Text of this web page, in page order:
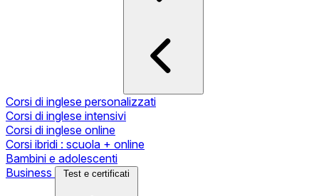
Corsi di inglese personalizzati
Corsi di inglese intensivi
Corsi di inglese online
Corsi ibridi : scuola + online
Bambini e adolescenti
Business
Test e certificati